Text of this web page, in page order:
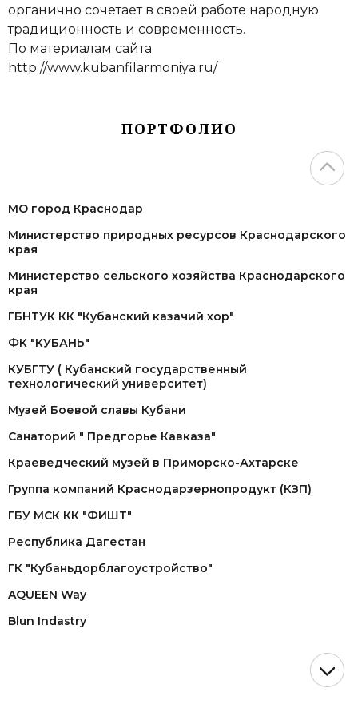
ПОРТФОЛИО
МО город Краснодар
Министерство природных ресурсов Краснодарского
края
Министерство сельского хозяйства Краснодарского
края
ГБНТУК КК "Кубанский казачий хор"
ФК "КУБАНЬ"
КУБГТУ ( Кубанский государственный
технологический университет)
Музей Боевой славы Кубани
Санаторий " Предгорье Кавказа"
Краеведческий музей в Приморско-Ахтарске
Группа компаний Краснодарзернопродукт (КЗП)
ГБУ МСК КК "ФИШТ"
Республика Дагестан
ГК "Кубаньдорблагоустройство"
AQUEEN Way
Blun Indastry
органично сочетает в своей работе народную
традиционность и современность.
По материалам сайта
http://www.kubanfilarmoniya.ru/